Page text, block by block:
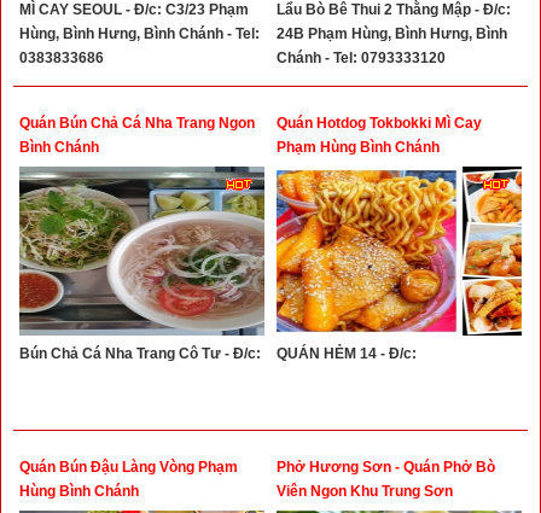
MÌ CAY SEOUL - Đ/c: C3/23 Phạm
Hùng, Bình Hưng, Bình Chánh - Tel:
0383833686
Lẩu Bò Bê Thui 2 Thằng Mập - Đ/c:
24B Phạm Hùng, Bình Hưng, Bình
Chánh - Tel: 0793333120
Quán Bún Chả Cá Nha Trang Ngon
Bình Chánh
Bún Chả Cá Nha Trang Cô Tư - Đ/c:
Quán Hotdog Tokbokki Mì Cay
Phạm Hùng Bình Chánh
QUÁN HẺM 14 - Đ/c:
Quán Bún Đậu Làng Vòng Phạm
Hùng Bình Chánh
Phở Hương Sơn - Quán Phở Bò
Viên Ngon Khu Trung Sơn